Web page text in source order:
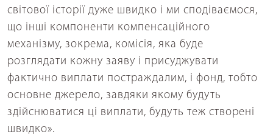
світової історії дуже швидко і ми сподіваємося,
що інші компоненти компенсаційного
механізму, зокрема, комісія, яка буде
розглядати кожну заяву і присуджувати
фактично виплати постраждалим, і фонд, тобто
основне джерело, завдяки якому будуть
здійснюватися ці виплати, будуть теж створені
швидко».